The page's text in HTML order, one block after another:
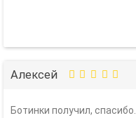
Алексей
Ботинки получил, спасибо.